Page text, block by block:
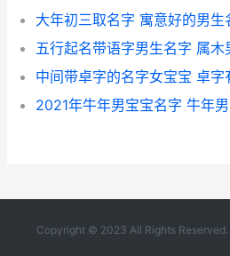
Copyright © 2023 All Rights Reserved.